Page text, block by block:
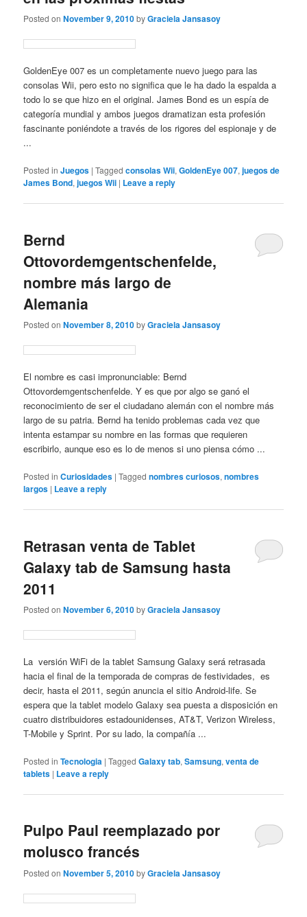
Posted onNovember 9, 2010byGraciela Jansasoy
GoldenEye 007 es un completamente nuevo juego para las
consolas Wii, pero esto no significa que le ha dado la espalda a
todo lo se que hizo en el original. James Bond es un espía de
categoría mundial y ambos juegos dramatizan esta profesión
fascinante poniéndote a través de los rigores del espionaje y de
...
Posted in Juegos |Tagged consolas Wii,GoldenEye 007,juegos de
James Bond,juegos Wii | Leave a reply
Bernd
Ottovordemgentschenfelde,
nombre más largo de
Alemania
Posted onNovember 8, 2010byGraciela Jansasoy
El nombre es casi impronunciable: Bernd
Ottovordemgentschenfelde. Y es que por algo se ganó el
reconocimiento de ser el ciudadano alemán con el nombre más
largo de su patria. Bernd ha tenido problemas cada vez que
intenta estampar su nombre en las formas que requieren
escribirlo, aunque eso es lo de menos si uno piensa cómo ...
Posted in Curiosidades |Tagged nombres curiosos,nombres
largos | Leave a reply
Retrasan venta de Tablet
Galaxy tab de Samsung hasta
2011
Posted onNovember 6, 2010byGraciela Jansasoy
La versión WiFi de la tablet Samsung Galaxy será retrasada
hacia el final de la temporada de compras de festividades, es
decir, hasta el 2011, según anuncia el sitio Android-life. Se
espera que la tablet modelo Galaxy sea puesta a disposición en
cuatro distribuidores estadounidenses, AT&T, Verizon Wireless,
T-Mobile y Sprint. Por su lado, la compañía ...
Posted in Tecnologia |Tagged Galaxy tab,Samsung,venta de
tablets | Leave a reply
Pulpo Paul reemplazado por
molusco francés
Posted onNovember 5, 2010byGraciela Jansasoy